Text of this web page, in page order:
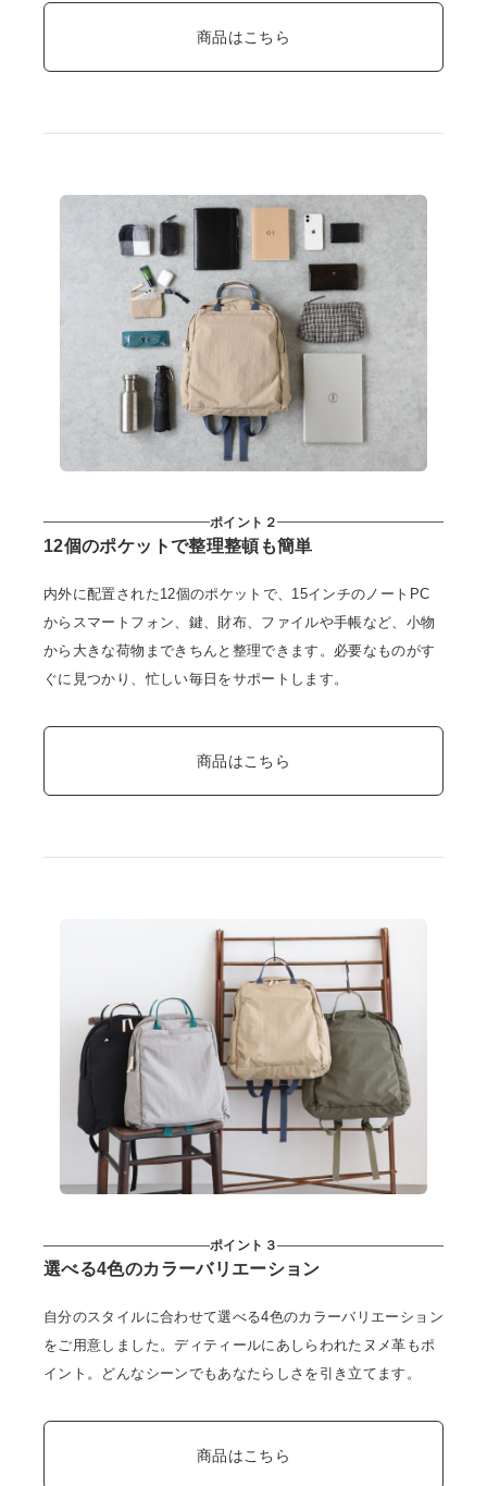
商品はこちら
ポイント２
12個のポケットで整理整頓も簡単
内外に配置された12個のポケットで、15インチのノートPC
からスマートフォン、鍵、財布、ファイルや手帳など、小物
から大きな荷物まできちんと整理できます。必要なものがす
ぐに見つかり、忙しい毎日をサポートします。
商品はこちら
ポイント３
選べる4色のカラーバリエーション
自分のスタイルに合わせて選べる4色のカラーバリエーション
をご用意しました。ディティールにあしらわれたヌメ革もポ
イント。どんなシーンでもあなたらしさを引き立てます。
商品はこちら